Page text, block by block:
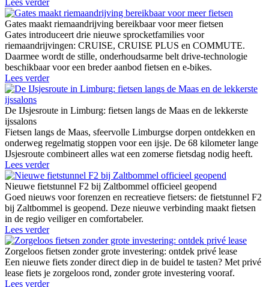
Gates maakt riemaandrijving bereikbaar voor meer fietsen
Gates introduceert drie nieuwe sprocketfamilies voor
riemaandrijvingen: CRUISE, CRUISE PLUS en COMMUTE.
Daarmee wordt de stille, onderhoudsarme belt drive-technologie
beschikbaar voor een breder aanbod fietsen en e-bikes.
Lees verder
De IJsjesroute in Limburg: fietsen langs de Maas en de lekkerste
ijssalons
Fietsen langs de Maas, sfeervolle Limburgse dorpen ontdekken en
onderweg regelmatig stoppen voor een ijsje. De 68 kilometer lange
IJsjesroute combineert alles wat een zomerse fietsdag nodig heeft.
Lees verder
Nieuwe fietstunnel F2 bij Zaltbommel officieel geopend
Goed nieuws voor forenzen en recreatieve fietsers: de fietstunnel F2
bij Zaltbommel is geopend. Deze nieuwe verbinding maakt fietsen
in de regio veiliger en comfortabeler.
Lees verder
Zorgeloos fietsen zonder grote investering: ontdek privé lease
Een nieuwe fiets zonder direct diep in de buidel te tasten? Met privé
lease fiets je zorgeloos rond, zonder grote investering vooraf.
Lees verder